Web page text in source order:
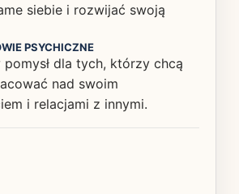
siebie i rozwijać swoją
PSYCHICZNE
pomysł dla tych, którzy chcą
nad swoim
i relacjami z innymi.